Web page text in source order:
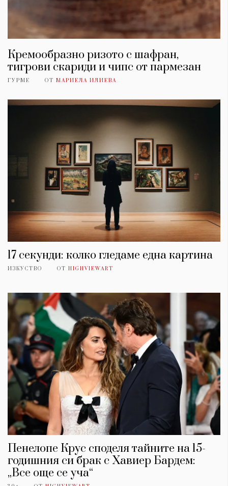
Кремообразно ризото с шафран,
тигрови скариди и чипс от пармезан
ГУРМЕ ОТ МАРИЕЛА ИЛИЕВА
17 секунди: колко гледаме една картина
ИЗКУСТВО ОТ HIGHVIEWART
Пенелопе Крус споделя тайните на 15-
годишния си брак с Хавиер Бардем:
„Все още се уча“